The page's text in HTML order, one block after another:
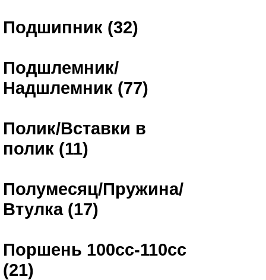
Подшипник (32)
Подшлемник/
Надшлемник (77)
Полик/Вставки в
полик (11)
Полумесяц/Пружина/
Втулка (17)
Поршень 100сс-110сс
(21)